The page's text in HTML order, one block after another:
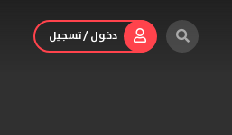
دخول / تسجيل